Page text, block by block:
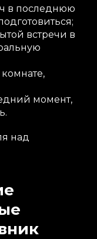
в последнюю
встречи в
момент,
над